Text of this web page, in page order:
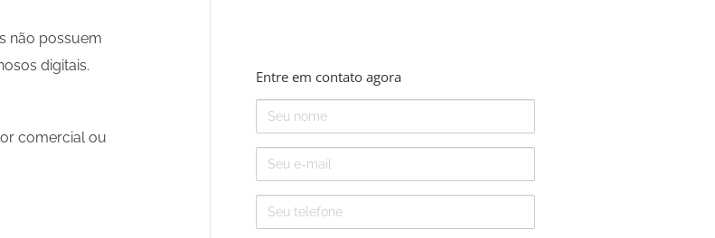
não possuem
digitais.
comercial ou
Entre em contato agora
Nome
mail
Telefone